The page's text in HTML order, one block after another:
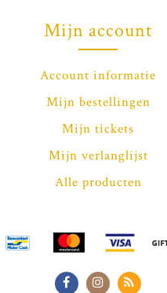
Mijn account
Account informatie
Mijn bestellingen
Mijn tickets
Mijn verlanglijst
Alle producten